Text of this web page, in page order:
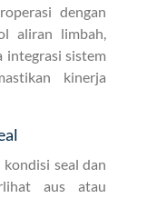
dengan
aliran limbah,
integrasi sistem
kinerja
seal dan
aus atau